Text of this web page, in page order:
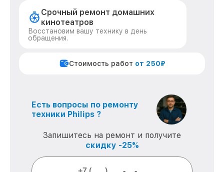
Срочный ремонт домашних
кинотеатров
Восстановим вашу технику в день
обращения.
Стоимость работ от 250₽
Есть вопросы по ремонту
техники Philips ?
Запишитесь на ремонт и получите
скидку -25%